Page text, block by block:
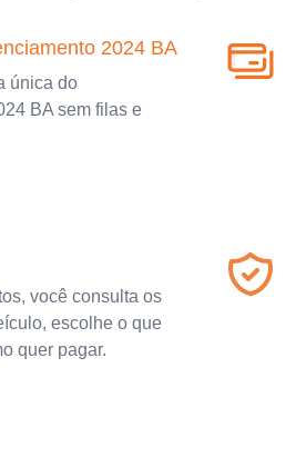
2024 BA
única do
BA sem filas e
você consulta os
escolhe o que
quer pagar.